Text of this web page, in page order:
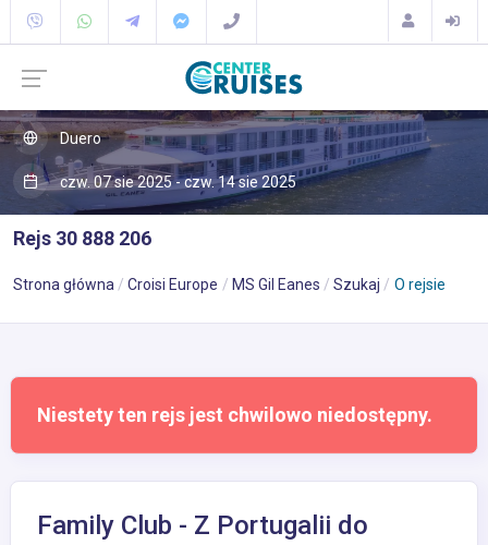
Duero
czw. 07 sie 2025 - czw. 14 sie 2025
Rejs 30 888 206
Strona główna Croisi Europe MS Gil Eanes Szukaj O rejsie
Niestety ten rejs jest chwilowo niedostępny.
Family Club - Z Portugalii do